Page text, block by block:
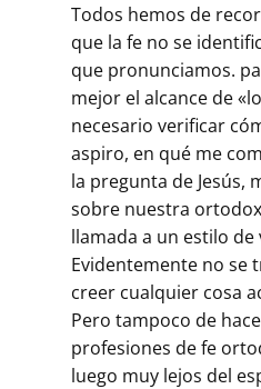
Todos hemos de
que la fe no se
que pronunciamos.
mejor el alcance de
necesario verificar
aspiro, en qué me
la pregunta de Jesús,
sobre nuestra
llamada a un estilo
Evidentemente no se
creer cualquier cosa
Pero tampoco de
profesiones de fe
luego muy lejos del